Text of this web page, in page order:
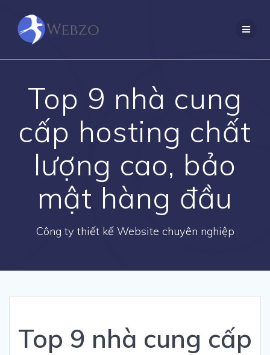
Top 9 nhà cung
cấp hosting chất
lượng cao, bảo
mật hàng đầu
Công ty thiết kế Website chuyên nghiệp
Top 9 nhà cung cấp